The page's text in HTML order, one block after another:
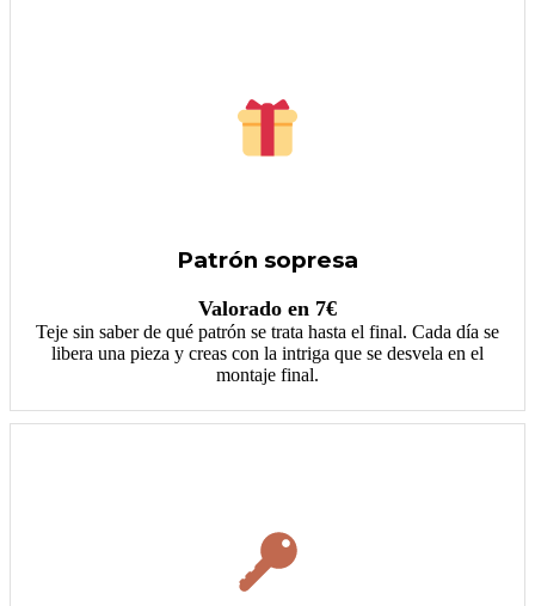
Patrón sopresa
Valorado en 7€
Teje sin saber de qué patrón se trata hasta el final. Cada día se
libera una pieza y creas con la intriga que se desvela en el
montaje final.